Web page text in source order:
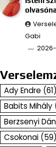
Gabi
Ady Endre (61)
Babits Mihály
Berzsenyi
Csokonai (59)